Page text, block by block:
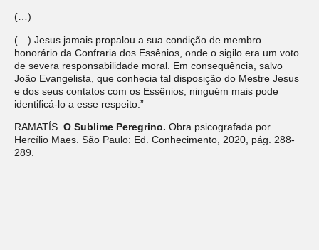
(…)
(…) Jesus jamais propalou a sua condição de membro
honorário da Confraria dos Essênios, onde o sigilo era um voto
de severa responsabilidade moral. Em consequência, salvo
João Evangelista, que conhecia tal disposição do Mestre Jesus
e dos seus contatos com os Essênios, ninguém mais pode
identificá-lo a esse respeito.”
RAMATÍS. O Sublime Peregrino. Obra psicografada por
Hercílio Maes. São Paulo: Ed. Conhecimento, 2020, pág. 288-
289.